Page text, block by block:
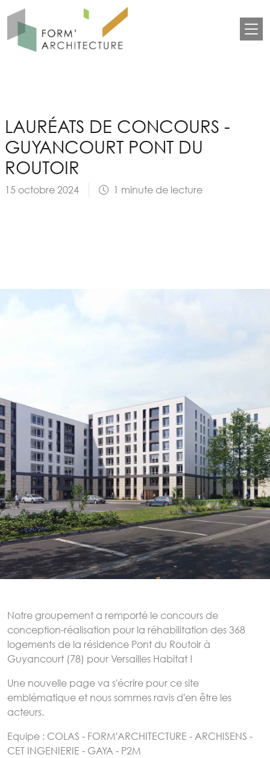
Aller au contenu principal
LAURÉATS DE CONCOURS -
GUYANCOURT PONT DU
ROUTOIR
15 octobre 2024 1 minute de lecture
Notre groupement a remporté le concours de
conception-réalisation pour la réhabilitation des 368
logements de la résidence Pont du Routoir à
Guyancourt (78) pour Versailles Habitat !
Une nouvelle page va s'écrire pour ce site
emblématique et nous sommes ravis d'en être les
acteurs.
Equipe : COLAS - FORM'ARCHITECTURE - ARCHISENS -
CET INGENIERIE - GAYA - P2M
Panneau de gestion des cookies